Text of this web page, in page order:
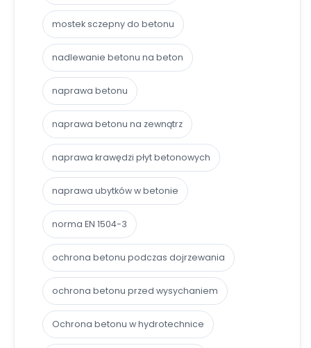
mostek sczepny do betonu
nadlewanie betonu na beton
naprawa betonu
naprawa betonu na zewnątrz
naprawa krawędzi płyt betonowych
naprawa ubytków w betonie
norma EN 1504-3
ochrona betonu podczas dojrzewania
ochrona betonu przed wysychaniem
Ochrona betonu w hydrotechnice